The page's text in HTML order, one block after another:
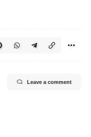
Leave a comment